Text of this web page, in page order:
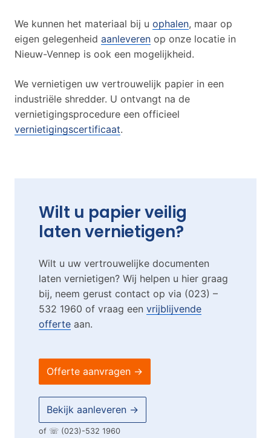
We kunnen het materiaal bij u ophalen, maar op
eigen gelegenheid aanleveren op onze locatie in
Nieuw-Vennep is ook een mogelijkheid.
We vernietigen uw vertrouwelijk papier in een
industriële shredder. U ontvangt na de
vernietigingsprocedure een officieel
vernietigingscertificaat.
Wilt u papier veilig
laten vernietigen?
Wilt u uw vertrouwelijke documenten
laten vernietigen? Wij helpen u hier graag
bij, neem gerust contact op via (023) –
532 1960 of vraag een vrijblijvende
offerte aan.
Offerte aanvragen →
Bekijk aanleveren →
of ☏ (023)-532 1960